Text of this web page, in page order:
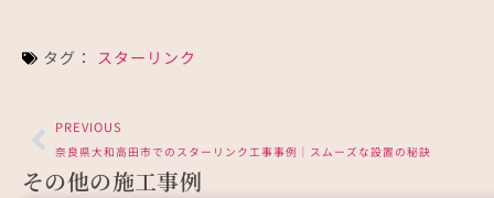
タグ： スターリンク
PREVIOUS
奈良県大和高田市でのスターリンク工事事例｜スムーズな設置の秘訣
その他の施工事例